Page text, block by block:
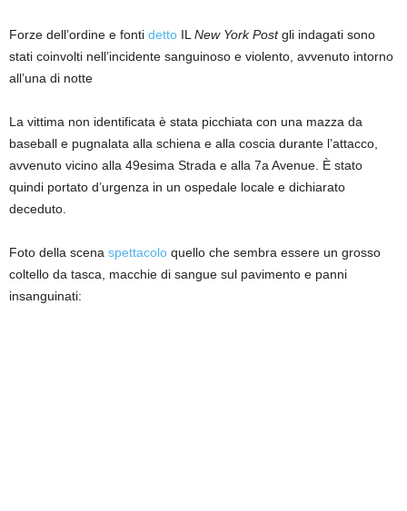
Forze dell’ordine e fonti detto IL New York Postgli indagati sono
stati coinvolti nell’incidente sanguinoso e violento, avvenuto intorno
all’una di notte
La vittima non identificata è stata picchiata con una mazza da
baseball e pugnalata alla schiena e alla coscia durante l’attacco,
avvenuto vicino alla 49esima Strada e alla 7a Avenue. È stato
quindi portato d’urgenza in un ospedale locale e dichiarato
deceduto.
Foto della scena spettacolo quello che sembra essere un grosso
coltello da tasca, macchie di sangue sul pavimento e panni
insanguinati: